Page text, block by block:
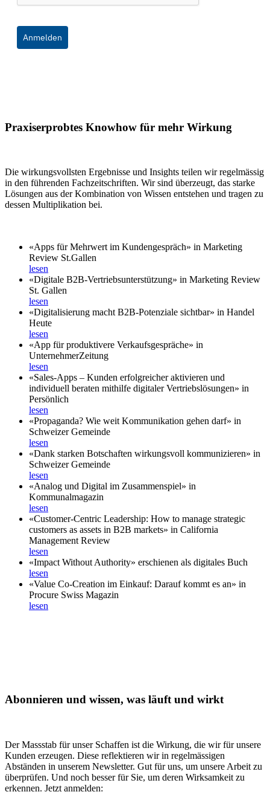
Anmelden
Praxiserprobtes Knowhow für mehr Wirkung
Die wirkungsvollsten Ergebnisse und Insights teilen wir regelmässig
in den führenden Fachzeitschriften. Wir sind überzeugt, das starke
Lösungen aus der Kombination von Wissen entstehen und tragen zu
dessen Multiplikation bei.
«Apps für Mehrwert im Kundengespräch» in Marketing
Review St.Gallen
lesen
«Digitale B2B-Vertriebsunterstützung» in Marketing Review
St. Gallen
lesen
«Digitalisierung macht B2B-Potenziale sichtbar» in Handel
Heute
lesen
«App für produktivere Verkaufsgespräche» in
UnternehmerZeitung
lesen
«Sales-Apps – Kunden erfolgreicher aktivieren und
individuell beraten mithilfe digitaler Vertriebslösungen» in
Persönlich
lesen
«Propaganda? Wie weit Kommunikation gehen darf» in
Schweizer Gemeinde
lesen
«Dank starken Botschaften wirkungsvoll kommunizieren» in
Schweizer Gemeinde
lesen
«Analog und Digital im Zusammenspiel» in
Kommunalmagazin
lesen
«Customer-Centric Leadership: How to manage strategic
customers as assets in B2B markets» in California
Management Review
lesen
«Impact Without Authority» erschienen als digitales Buch
lesen
«Value Co-Creation im Einkauf: Darauf kommt es an» in
Procure Swiss Magazin
lesen
Abonnieren und wissen, was läuft und wirkt
Der Massstab für unser Schaffen ist die Wirkung, die wir für unsere
Kunden erzeugen. Diese reflektieren wir in regelmässigen
Abständen in unserem Newsletter. Gut für uns, um unsere Arbeit zu
überprüfen. Und noch besser für Sie, um deren Wirksamkeit zu
erkennen. Jetzt anmelden: